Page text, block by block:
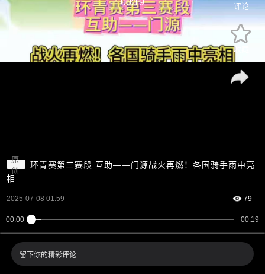
00:00 00:19
00:19
原
创
环青赛第三赛段 互助——门源战火再燃！各国骑手雨中亮
相
2025-07-08 01:59 79
评论
收藏
留下你的精彩评论